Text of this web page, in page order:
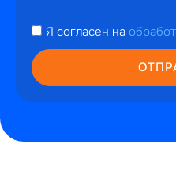
WhatsApp
Telegram
Я согласен на